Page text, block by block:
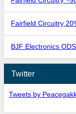
Fairfield Circuitry
BJF Electronics
Twitter
Tweets by